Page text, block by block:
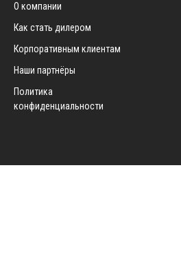
О компании
Как стать дилером
Корпоративным клиентам
Наши партнёры
Политика
конфиденциальности